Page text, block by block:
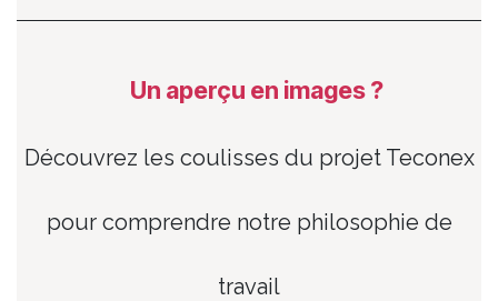
Un aperçu en images ?
Découvrez les coulisses du projet Teconex
pour comprendre notre philosophie de
travail